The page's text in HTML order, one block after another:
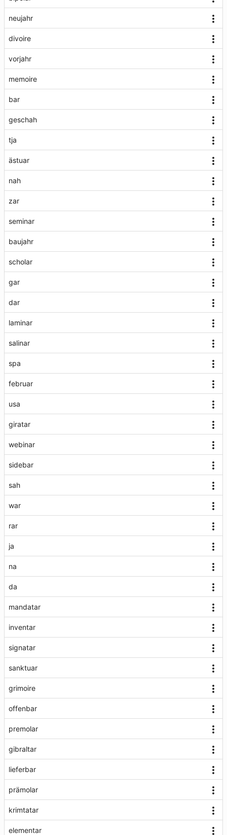
neujahr
divoire
vorjahr
memoire
bar
geschah
tja
ästuar
nah
zar
seminar
baujahr
scholar
gar
dar
laminar
salinar
spa
februar
usa
giratar
webinar
sidebar
sah
war
rar
ja
na
da
mandatar
inventar
signatar
sanktuar
grimoire
offenbar
premolar
gibraltar
lieferbar
prämolar
krimtatar
elementar